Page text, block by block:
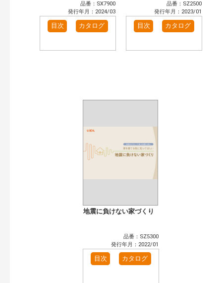
小型電気温水器（1）
水栓金具（3）
太陽光発電・屋根・外壁（1）
発行年で検索
品番：SX7900
発行年月：2024/03
目次 カタログ
品番：SZ2500
発行年月：2023/01
目次 カタログ
地震に負けない家づくり
品番：SZ5300
発行年月：2022/01
目次 カタログ